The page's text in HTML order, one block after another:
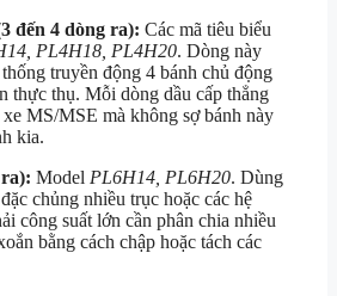
đến 4 dòng ra): Các mã tiêu biểu
PL4H18, PL4H20. Dòng này
truyền động 4 bánh chủ động
thực thụ. Mỗi dòng dầu cấp thẳng
MS/MSE mà không sợ bánh này
kia.
Model PL6H14, PL6H20. Dùng
chủng nhiều trục hoặc các hệ
công suất lớn cần phân chia nhiều
bằng cách chập hoặc tách các